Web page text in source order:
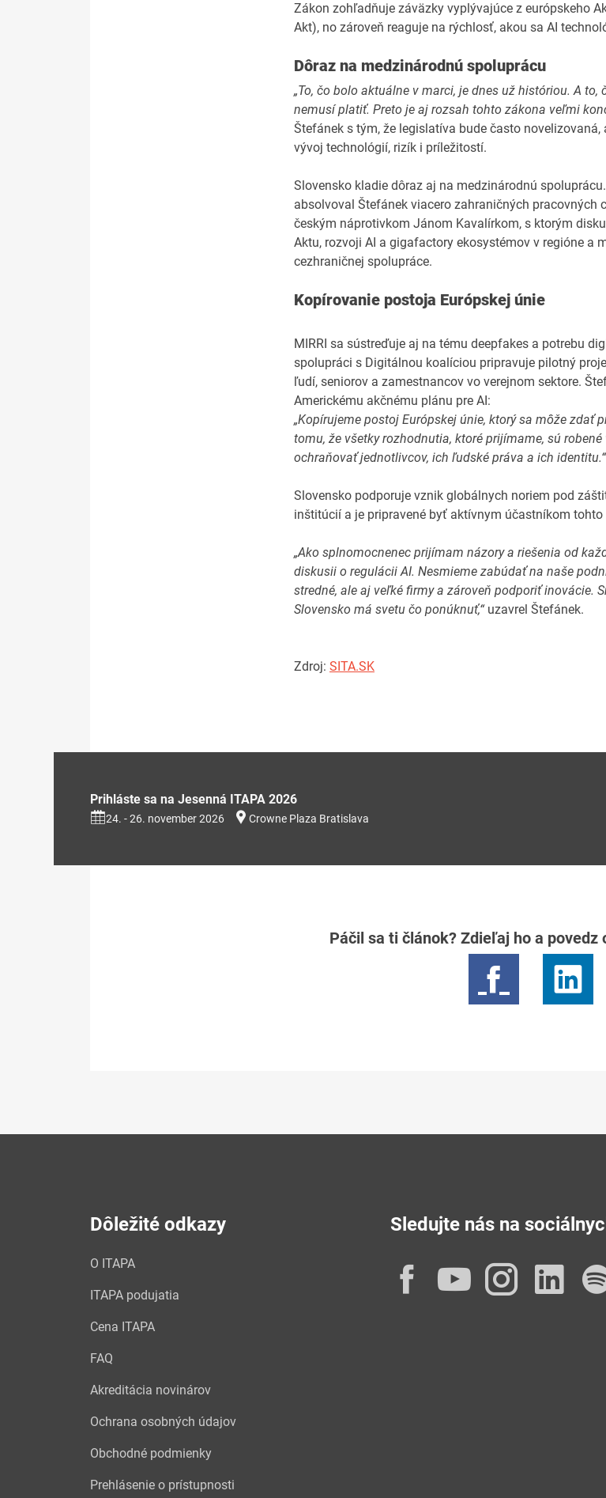
Zákon zohľadňuje záväzky vyplývajúce z európskeho
Akt), no zároveň reaguje na rýchlosť, akou sa AI
Dôraz na medzinárodnú spoluprácu
„To, čo bolo aktuálne v marci, je dnes už históriou. A to,
nemusí platiť. Preto je aj rozsah tohto zákona veľmi
Štefánek s tým, že legislatíva bude často
vývoj technológií, rizík i príležitostí.
Slovensko kladie dôraz aj na medzinárodnú
absolvoval Štefánek viacero zahraničných pracovných
českým náprotivkom Jánom Kavalírkom, s ktorým
Aktu, rozvoji AI a gigafactory ekosystémov v regióne a
cezhraničnej spolupráce.
Kopírovanie postoja Európskej únie
MIRRI sa sústreďuje aj na tému deepfakes a potrebu
spolupráci s Digitálnou koalíciou pripravuje pilotný
ľudí, seniorov a zamestnancov vo verejnom sektore.
Americkému akčnému plánu pre AI:
„Kopírujeme postoj Európskej únie, ktorý sa môže zdať
tomu, že všetky rozhodnutia, ktoré prijímame, sú
ochraňovať jednotlivcov, ich ľudské práva a ich identitu.“
Slovensko podporuje vznik globálnych noriem pod
inštitúcií a je pripravené byť aktívnym účastníkom tohto
„Ako splnomocnenec prijímam názory a riešenia od
diskusii o regulácii AI. Nesmieme zabúdať na naše
stredné, ale aj veľké firmy a zároveň podporiť inovácie.
Slovensko má svetu čo ponúknuť,“uzavrel Štefánek.
Zdroj: SITA.SK
Prihláste sa na Jesenná ITAPA 2026
24. - 26. november 2026 Crowne Plaza Bratislava
Páčil sa ti článok? Zdieľaj ho a povedz
Dôležité odkazy
O ITAPA
ITAPA podujatia
Cena ITAPA
FAQ
Akreditácia novinárov
Ochrana osobných údajov
Obchodné podmienky
Prehlásenie o prístupnosti
Sledujte nás na
Facebook
YouTube